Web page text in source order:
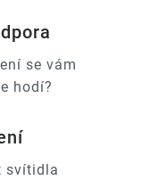
se vám
hodí?
svítidla